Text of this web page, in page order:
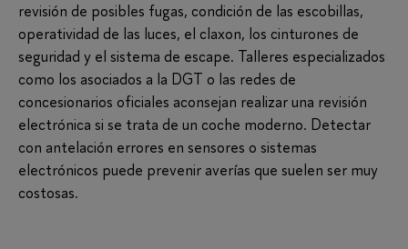
revisión de posibles fugas, condición de las escobillas,
operatividad de las luces, el claxon, los cinturones de
seguridad y el sistema de escape. Talleres especializados
como los asociados a la DGT o las redes de
concesionarios oficiales aconsejan realizar una revisión
electrónica si se trata de un coche moderno. Detectar
con antelación errores en sensores o sistemas
electrónicos puede prevenir averías que suelen ser muy
costosas.